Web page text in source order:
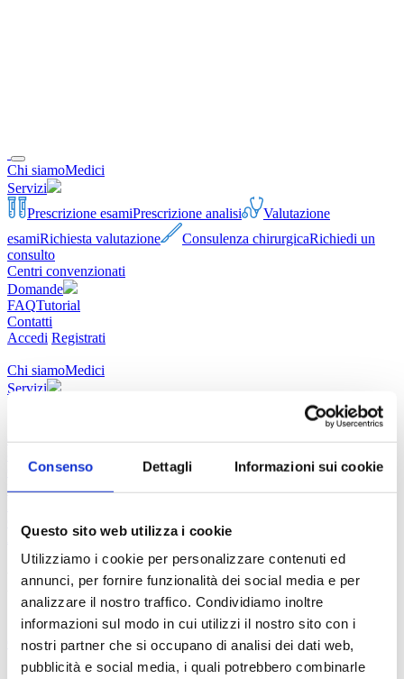
Consenso Dettagli Informazioni sui cookie
Questo sito web utilizza i cookie
Utilizziamo i cookie per personalizzare contenuti ed
annunci, per fornire funzionalità dei social media e per
analizzare il nostro traffico. Condividiamo inoltre
informazioni sul modo in cui utilizzi il nostro sito con i
nostri partner che si occupano di analisi dei dati web,
pubblicità e social media, i quali potrebbero combinarle
Chi siamoMedici
Servizi
Prescrizione esamiPrescrizione analisi
Valutazione
esamiRichiesta valutazione Consulenza chirurgicaRichiedi un
consulto
Centri convenzionati
Domande
FAQTutorial
Contatti
Accedi Registrati
Chi siamoMedici
Servizi
Valutazione
esamiRichiesta valutazione Consulenza chirurgicaRichiedi un
Centri convenzionati
Domande
Accedi Registrati
Medicina di Urgenza
Chi siamoFAQContatti